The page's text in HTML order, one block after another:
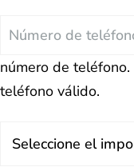
Teléfono
número de teléfono.
teléfono válido.